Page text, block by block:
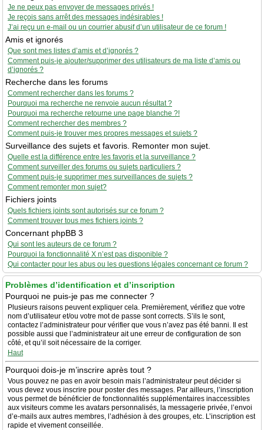
Je ne peux pas envoyer de messages privés !
Je reçois sans arrêt des messages indésirables !
J’ai reçu un e-mail ou un courrier abusif d’un utilisateur de ce forum !
Amis et ignorés
Que sont mes listes d’amis et d’ignorés ?
Comment puis-je ajouter/supprimer des utilisateurs de ma liste d’amis ou
d’ignorés ?
Recherche dans les forums
Comment rechercher dans les forums ?
Pourquoi ma recherche ne renvoie aucun résultat ?
Pourquoi ma recherche retourne une page blanche ?!
Comment rechercher des membres ?
Comment puis-je trouver mes propres messages et sujets ?
Surveillance des sujets et favoris. Remonter mon sujet.
Quelle est la différence entre les favoris et la surveillance ?
Comment surveiller des forums ou sujets particuliers ?
Comment puis-je supprimer mes surveillances de sujets ?
Comment remonter mon sujet?
Fichiers joints
Quels fichiers joints sont autorisés sur ce forum ?
Comment trouver tous mes fichiers joints ?
Concernant phpBB 3
Qui sont les auteurs de ce forum ?
Pourquoi la fonctionnalité X n’est pas disponible ?
Qui contacter pour les abus ou les questions légales concernant ce forum ?
Problèmes d’identification et d’inscription
Pourquoi ne puis-je pas me connecter ?
Plusieurs raisons peuvent expliquer cela. Premièrement, vérifiez que votre
nom d’utilisateur et/ou votre mot de passe sont corrects. S’ils le sont,
contactez l’administrateur pour vérifier que vous n’avez pas été banni. Il est
possible aussi que l’administrateur ait une erreur de configuration de son
côté, et qu’il soit nécessaire de la corriger.
Haut
Pourquoi dois-je m’inscrire après tout ?
Vous pouvez ne pas en avoir besoin mais l’administrateur peut décider si
vous devez vous inscrire pour poster des messages. Par ailleurs, l’inscription
vous permet de bénéficier de fonctionnalités supplémentaires inaccessibles
aux visiteurs comme les avatars personnalisés, la messagerie privée, l’envoi
d’e-mails aux autres membres, l’adhésion à des groupes, etc. L’inscription est
rapide et vivement conseillée.